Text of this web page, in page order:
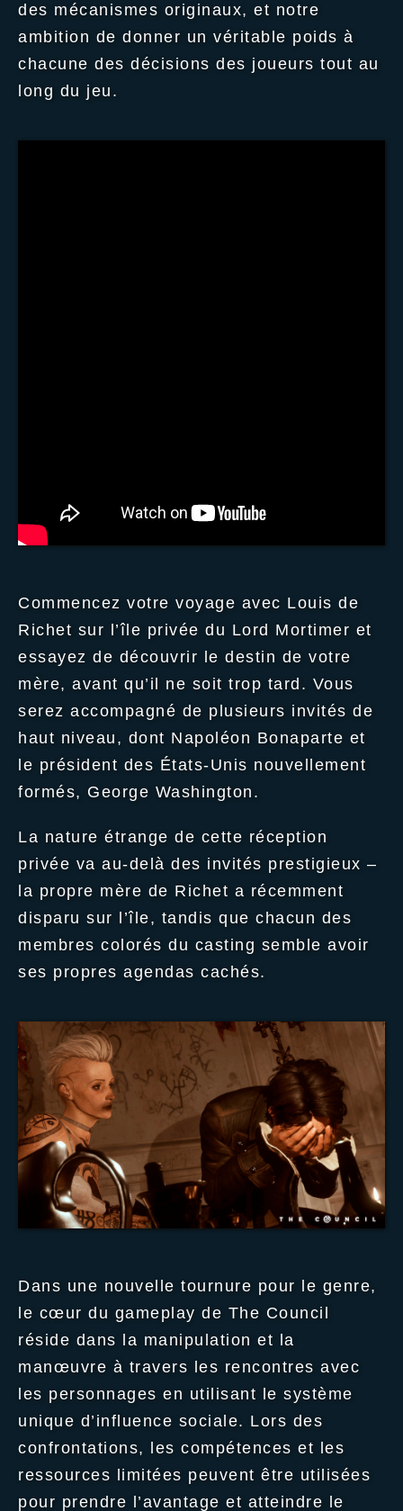
des mécanismes originaux, et notre
ambition de donner un véritable poids à
chacune des décisions des joueurs tout au
long du jeu.
Commencez votre voyage avec Louis de
Richet sur l’île privée du Lord Mortimer et
essayez de découvrir le destin de votre
mère, avant qu’il ne soit trop tard. Vous
serez accompagné de plusieurs invités de
haut niveau, dont Napoléon Bonaparte et
le président des États-Unis nouvellement
formés, George Washington.
La nature étrange de cette réception
privée va au-delà des invités prestigieux –
la propre mère de Richet a récemment
disparu sur l’île, tandis que chacun des
membres colorés du casting semble avoir
ses propres agendas cachés.
Dans une nouvelle tournure pour le genre,
le cœur du gameplay de The Council
réside dans la manipulation et la
manœuvre à travers les rencontres avec
les personnages en utilisant le système
unique d’influence sociale. Lors des
confrontations, les compétences et les
ressources limitées peuvent être utilisées
pour prendre l’avantage et atteindre le